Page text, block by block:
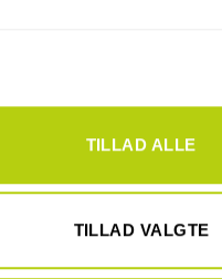
funktioner til sociale
og
som de har indsamlet
TILLAD ALLE
TILLAD VALGTE
M
EM
FRAKR.
KØB